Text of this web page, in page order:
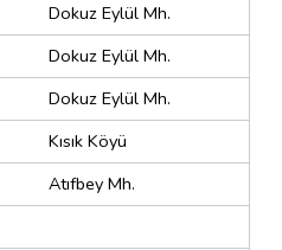
Dokuz Eylül Mh.
Dokuz Eylül Mh.
Dokuz Eylül Mh.
Kısık Köyü
Atıfbey Mh.